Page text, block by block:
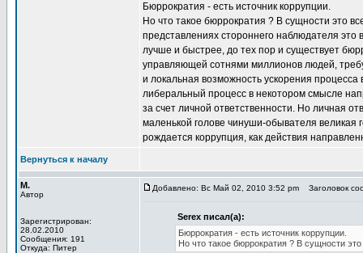
Бюррократия - есть источник коррупции.
Но что такое бюррократия ? В сущности это
представлениях стороннего наблюдателя
лучше и быстрее, до тех пор и существует
управляющей сотнями миллионов людей,
и локальная возможность ускорения
либеральный процесс в некотором смысле
за счет личной ответственности. Но личная
маленькой голове чинуши-обывателя великая
рождается коррупция, как действия
Вернуться к началу
М.
Автор
Зарегистрирован:
28.02.2010
Сообщения: 191
Откуда: Питер
Добавлено: Вс Май 02, 2010 3:52 pm Заголовок
Serex писал(а):
Бюррократия - есть источник коррупции.
Но что такое бюррократия ? В сущности